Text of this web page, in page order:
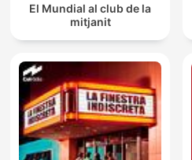
El Mundial al club de la
mitjanit